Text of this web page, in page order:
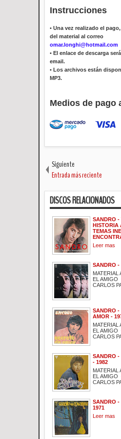
Instrucciones
• Una vez realizado el
del material al correo
omar.longhi@hotmail.com
• El enlace de descarga
email.
• Los archivos están
MP3.
Medios de pago
Siguiente
Entrada más reciente
DISCOS RELACIONADOS
SANDRO -
HISTORIA
TEMAS
Leer mas
SANDRO -
MATERIAL
EL AMIGO
CARLOS
SANDRO -
AMOR -
MATERIAL
EL AMIGO
CARLOS
SANDRO -
- 1982
MATERIAL
EL AMIGO
CARLOS
SANDRO
1971
Leer mas